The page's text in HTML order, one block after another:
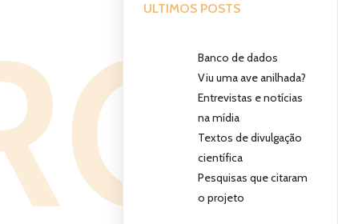
ULTIMOS POSTS
Banco de dados
Viu uma ave anilhada?
Entrevistas e notícias
na mídia
Textos de divulgação
científica
Pesquisas que citaram
o projeto